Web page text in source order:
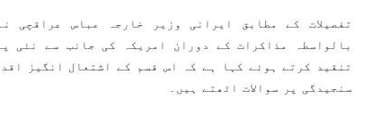
تفصیلات کے مطابق ایرانی وزیر خارجہ عباس عراقچی
بالواسطہ مذاکرات کے دوران امریکہ کی جانب سے نئی
تنقید کرتے ہوئے کہا ہے کہ اس قسم کے اشتعال انگیز
سنجیدگی پر سوالات اٹھتے ہیں۔